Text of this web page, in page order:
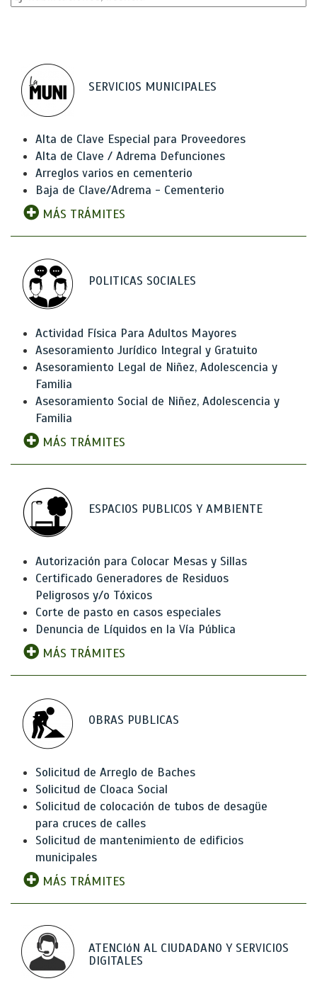
SERVICIOS MUNICIPALES
Alta de Clave Especial para Proveedores
Alta de Clave / Adrema Defunciones
Arreglos varios en cementerio
Baja de Clave/Adrema - Cementerio
MÁS TRÁMITES
POLITICAS SOCIALES
Actividad Física Para Adultos Mayores
Asesoramiento Jurídico Integral y Gratuito
Asesoramiento Legal de Niñez, Adolescencia y
Familia
Asesoramiento Social de Niñez, Adolescencia y
Familia
MÁS TRÁMITES
ESPACIOS PUBLICOS Y AMBIENTE
Autorización para Colocar Mesas y Sillas
Certificado Generadores de Residuos
Peligrosos y/o Tóxicos
Corte de pasto en casos especiales
Denuncia de Líquidos en la Vía Pública
MÁS TRÁMITES
OBRAS PUBLICAS
Solicitud de Arreglo de Baches
Solicitud de Cloaca Social
Solicitud de colocación de tubos de desagüe
para cruces de calles
Solicitud de mantenimiento de edificios
municipales
MÁS TRÁMITES
ATENCIóN AL CIUDADANO Y SERVICIOS
DIGITALES